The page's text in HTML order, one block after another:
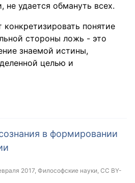
удается обмануть всех.
конкретизировать понятие
стороны ложь - это
знаемой истины,
целью и
в формировании
2017, Философские науки, CC BY-